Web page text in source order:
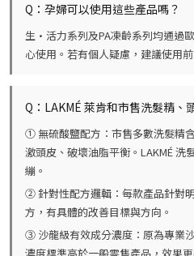
Q：孕婦可以使用這些產品嗎？
生·活力系列及PA凍齡系列均通過
心使用。若有個人疑慮，建議使用
Q：LAKMÉ 萊肯和市售洗髮精、
① 無硫酸鹽配方 ：市售多數洗髮精
激頭皮、破壞油脂平衡。LAKMÉ 洗
繃。
② 針對性配方邏輯 ：每款產品針對
方，有具體的改善目標與方向。
③ 沙龍級有效成分濃度 ：原為專業